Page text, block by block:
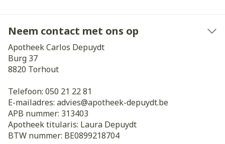
Neem contact met ons op
Apotheek Carlos Depuydt
Burg 37
8820 Torhout
Telefoon: 050 21 22 81
E-mailadres: advies@apotheek-depuydt.be
APB nummer: 313403
Apotheek titularis: Laura Depuydt
BTW nummer: BE0899218704